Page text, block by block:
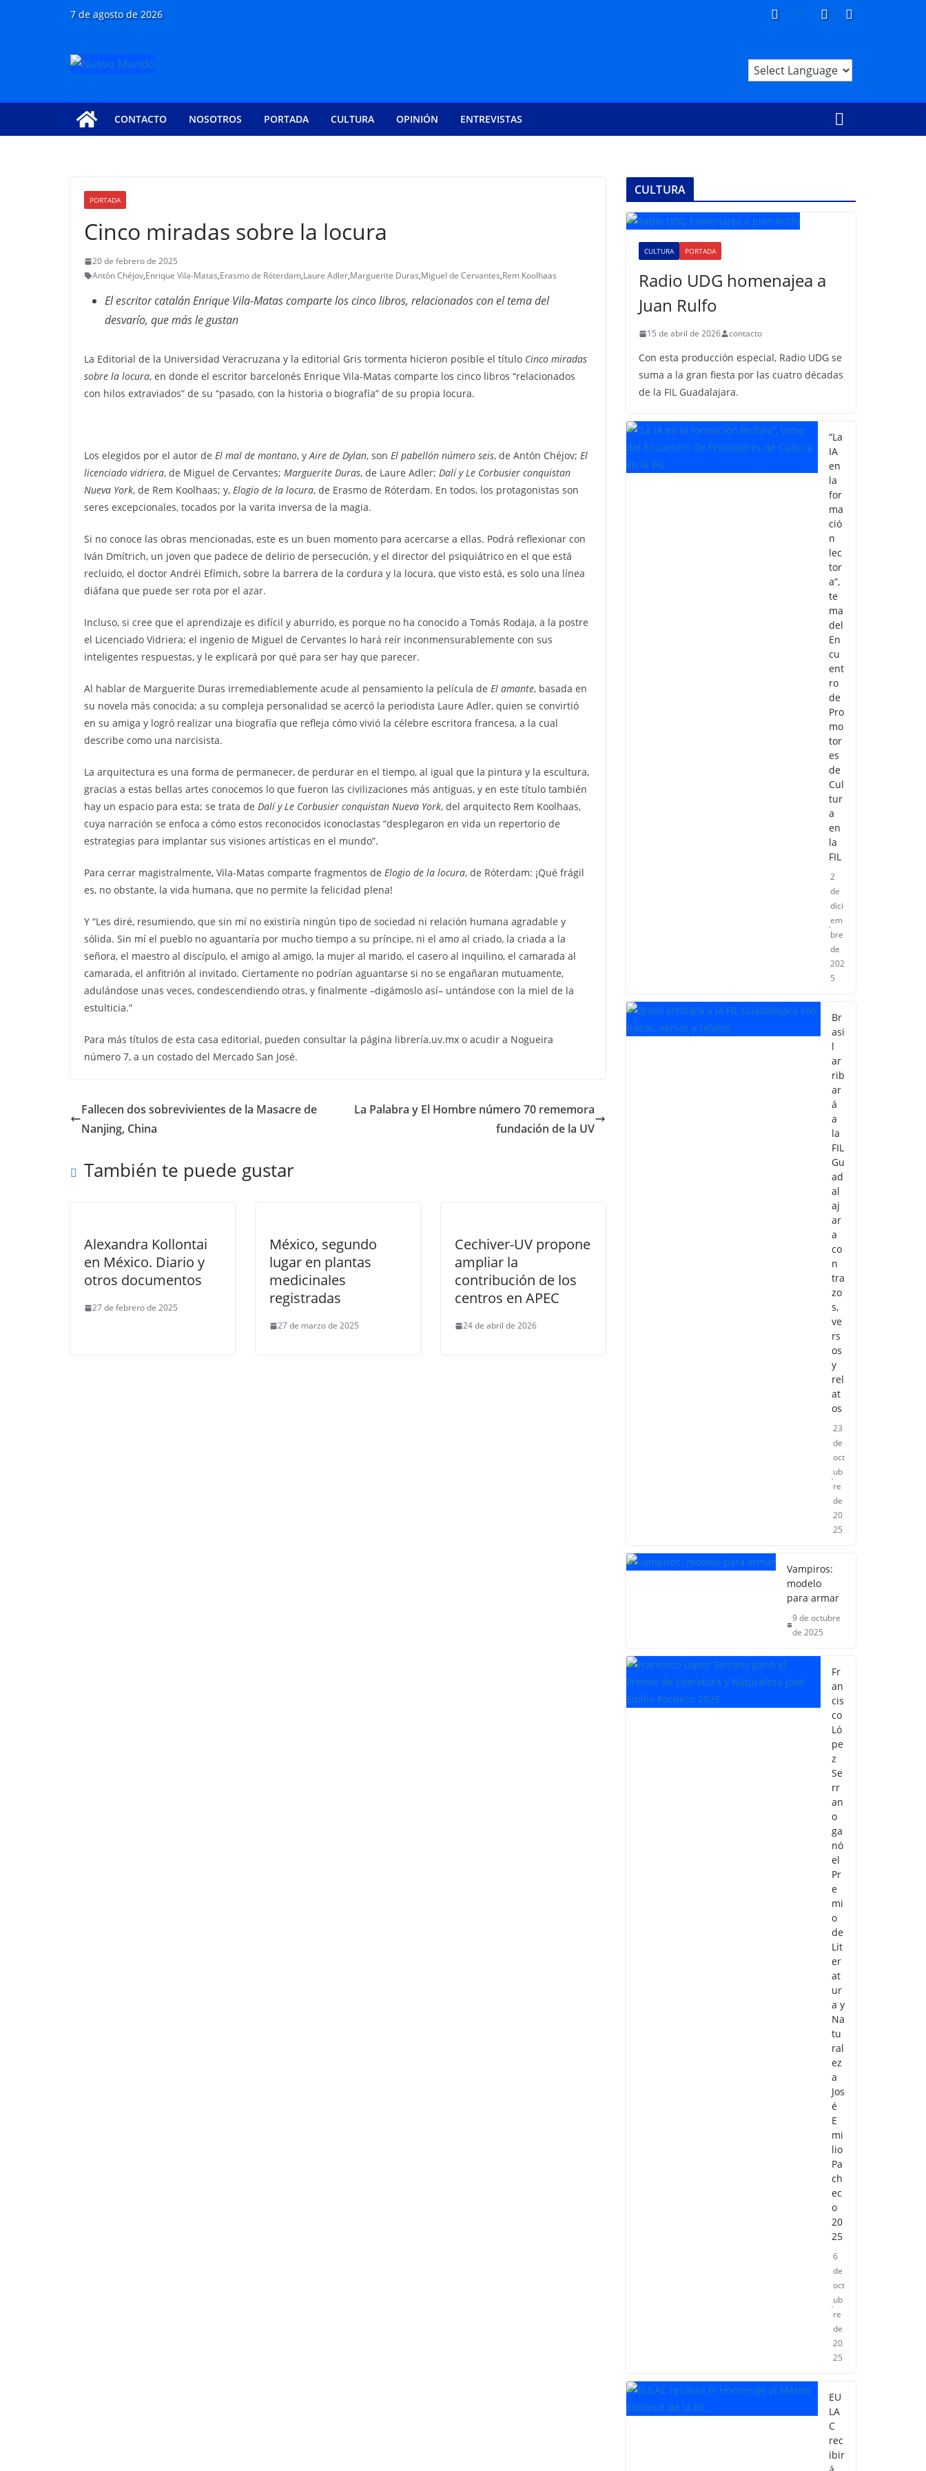
7 de agosto de 2026
CONTACTO NOSOTROS PORTADA CULTURA OPINIÓN ENTREVISTAS
PORTADA
Cinco miradas sobre la locura
20 de febrero de 2025
Antón Chéjov,Enrique Vila-Matas,Erasmo de Róterdam,Laure Adler,Marguerite Duras,Miguel de Cervantes,Rem Koolhaas
El escritor catalán Enrique Vila-Matas comparte los cinco libros, relacionados con el tema del
desvarío, que más le gustan
La Editorial de la Universidad Veracruzana y la editorial Gris tormenta hicieron posible el título Cinco miradas
sobre la locura, en donde el escritor barcelonés Enrique Vila-Matas comparte los cinco libros “relacionados
con hilos extraviados” de su “pasado, con la historia o biografía” de su propia locura.
Los elegidos por el autor de El mal de montano, yAire de Dylan, son El pabellón número seis, de Antón Chéjov; El
licenciado vidriera, de Miguel de Cervantes; Marguerite Duras, de Laure Adler; Dalí y Le Corbusier conquistan
Nueva York, de Rem Koolhaas; y, Elogio de la locura, de Erasmo de Róterdam. En todos, los protagonistas son
seres excepcionales, tocados por la varita inversa de la magia.
Si no conoce las obras mencionadas, este es un buen momento para acercarse a ellas. Podrá reflexionar con
Iván Dmítrich, un joven que padece de delirio de persecución, y el director del psiquiátrico en el que está
recluido, el doctor Andréi Efímich, sobre la barrera de la cordura y la locura, que visto está, es solo una línea
diáfana que puede ser rota por el azar.
Incluso, si cree que el aprendizaje es difícil y aburrido, es porque no ha conocido a Tomás Rodaja, a la postre
el Licenciado Vidriera; el ingenio de Miguel de Cervantes lo hará reír inconmensurablemente con sus
inteligentes respuestas, y le explicará por qué para ser hay que parecer.
Al hablar de Marguerite Duras irremediablemente acude al pensamiento la película de El amante, basada en
su novela más conocida; a su compleja personalidad se acercó la periodista Laure Adler, quien se convirtió
en su amiga y logró realizar una biografía que refleja cómo vivió la célebre escritora francesa, a la cual
describe como una narcisista.
La arquitectura es una forma de permanecer, de perdurar en el tiempo, al igual que la pintura y la escultura,
gracias a estas bellas artes conocemos lo que fueron las civilizaciones más antiguas, y en este título también
hay un espacio para esta; se trata de Dalí y Le Corbusier conquistan Nueva York, del arquitecto Rem Koolhaas,
cuya narración se enfoca a cómo estos reconocidos iconoclastas “desplegaron en vida un repertorio de
estrategias para implantar sus visiones artísticas en el mundo”.
Para cerrar magistralmente, Vila-Matas comparte fragmentos de Elogio de la locura, de Róterdam: ¡Qué frágil
es, no obstante, la vida humana, que no permite la felicidad plena!
Y “Les diré, resumiendo, que sin mí no existiría ningún tipo de sociedad ni relación humana agradable y
sólida. Sin mí el pueblo no aguantaría por mucho tiempo a su príncipe, ni el amo al criado, la criada a la
señora, el maestro al discípulo, el amigo al amigo, la mujer al marido, el casero al inquilino, el camarada al
camarada, el anfitrión al invitado. Ciertamente no podrían aguantarse si no se engañaran mutuamente,
adulándose unas veces, condescendiendo otras, y finalmente –digámoslo así– untándose con la miel de la
estulticia.”
Para más títulos de esta casa editorial, pueden consultar la página librería.uv.mx o acudir a Nogueira
número 7, a un costado del Mercado San José.
Fallecen dos sobrevivientes de la Masacre de
Nanjing, China
La Palabra y El Hombre número 70 rememora
fundación de la UV
También te puede gustar
Alexandra Kollontai
en México. Diario y
otros documentos
27 de febrero de 2025
México, segundo
lugar en plantas
medicinales
registradas
27 de marzo de 2025
Cechiver-UV propone
ampliar la
contribución de los
centros en APEC
24 de abril de 2026
CULTURA
CULTURA PORTADA
Radio UDG homenajea a
Juan Rulfo
15 de abril de 2026 contacto
Con esta producción especial, Radio UDG se
suma a la gran fiesta por las cuatro décadas
de la FIL Guadalajara.
“La
IA
en
la
for
ma
ció
n
lec
tor
a”,
te
ma
del
En
cu
ent
ro
de
Pro
mo
tor
es
de
Cul
tur
a
en
la
FIL
2
de
dici
em
bre
de
202
5
Br
asi
l
ar
rib
ar
á
a
la
FIL
Gu
ad
al
aj
ar
a
co
n
tra
zo
s,
ve
rs
os
y
rel
at
os
23
de
oct
ub
re
de
20
25
Vampiros:
modelo
para armar
9 de octubre
de 2025
Fr
an
cis
co
Ló
pe
z
Se
rr
an
o
ga
nó
el
Pr
e
mi
o
de
Lit
er
at
ur
a y
Na
tu
ral
ez
a
Jos
é
E
mi
lio
Pa
ch
ec
o
20
25
6
de
oct
ub
re
de
20
25
EU
LA
C
rec
ibir